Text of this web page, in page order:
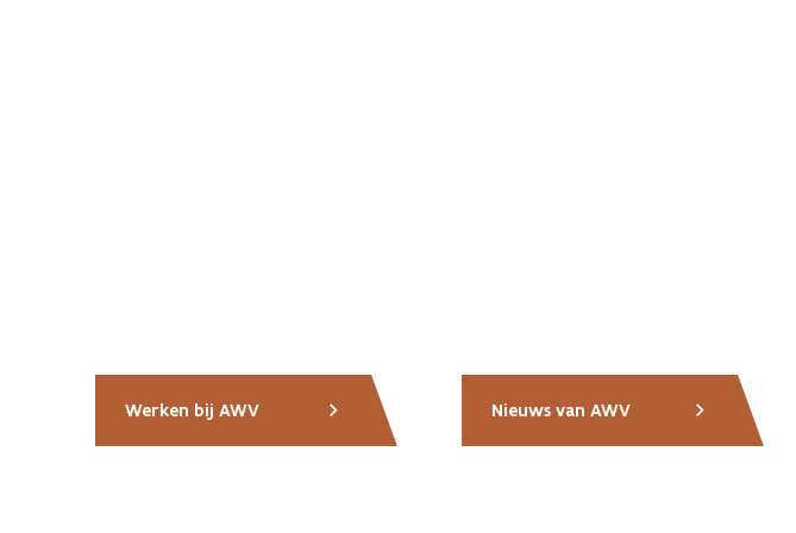
Werken bij AWV Nieuws van AWV